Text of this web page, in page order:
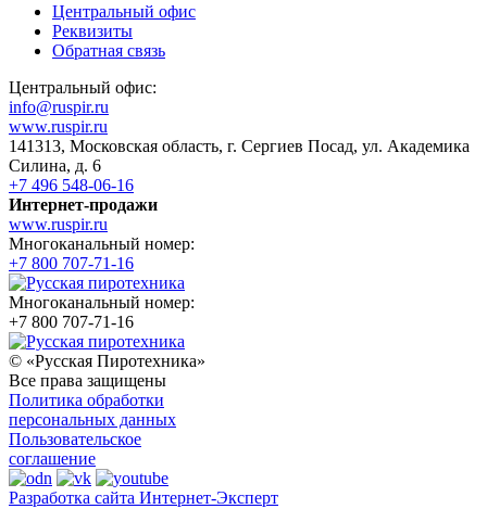
Центральный офис
Реквизиты
Обратная связь
Центральный офис:
info@ruspir.ru
www.ruspir.ru
141313, Московская область, г. Сергиев Посад, ул. Академика
Силина, д. 6
+7 496 548-06-16
Интернет-продажи
www.ruspir.ru
Многоканальный номер:
+7 800 707-71-16
Многоканальный номер:
+7 800 707-71-16
© «Русская Пиротехника»
Все права защищены
Политика обработки
персональных данных
Пользовательское
соглашение
Разработка сайта Интернет-Эксперт